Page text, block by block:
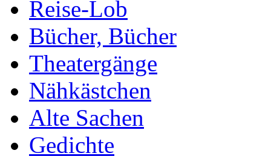
Reise-Lob
Bücher, Bücher
Theatergänge
Nähkästchen
Alte Sachen
Gedichte